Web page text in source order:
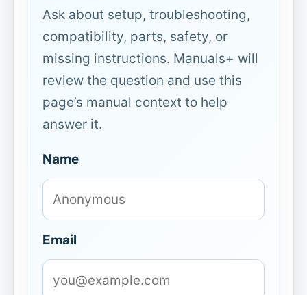
Ask about setup, troubleshooting,
compatibility, parts, safety, or
missing instructions. Manuals+ will
review the question and use this
page’s manual context to help
answer it.
Name
Email